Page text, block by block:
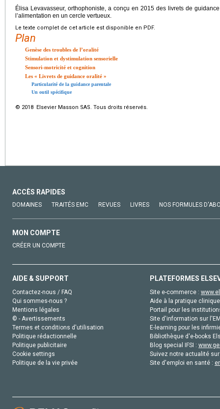
Élisa Levavasseur, orthophoniste, a conçu en 2015 des livrets de
l’alimentation en un cercle vertueux.
Le texte complet de cet article est disponible en PDF.
Plan
Genèse des troubles de l’oralité
Stimulation et dystimulation sensorielle
Sensori-motricité et cognition
Les « Livrets de guidance oralité »
Particularité de la guidance parentale
Un outil spécifique
© 2018 Elsevier Masson SAS. Tous droits réservés.
ACCÈS RAPIDES
DOMAINES TRAITÉS EMC REVUES LIVRES NOS FORMULES
MON COMPTE
CRÉER UN COMPTE
AIDE & SUPPORT
Contactez-nous / FAQ
Qui sommes-nous ?
Mentions légales
© - Avertissements
Termes et conditions d'utilisation
Politique rédactionnelle
Politique publicitaire
Cookie settings
Politique de la vie privée
PLATEFORMES
Site e-commerce :
Aide à la pratique
Portail pour les
Site d'information sur
E-learning pour les
Bibliothèque d'e-books
Blog special IFSI :
Suivez notre actualité
Site d'emploi en santé :